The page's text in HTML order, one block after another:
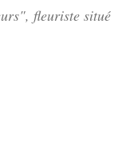
fleuriste situé